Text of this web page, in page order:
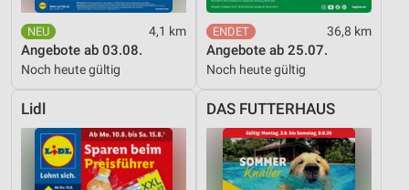
4,1 km
Angebote ab 03.08.
Noch heute gültig
36,8 km
Angebote ab 25.07.
Noch heute gültig
Lidl DAS FUTTERHAUS